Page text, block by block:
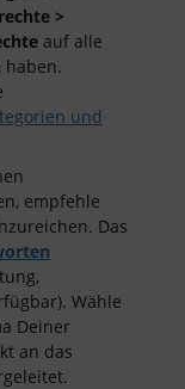
>
auf alle
haben.
und
empfehle
Das
Wähle
Deiner
an das